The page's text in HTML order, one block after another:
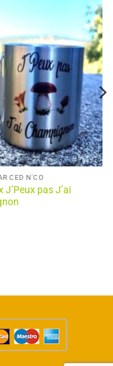
CED N'CO
J’Peux pas J’ai